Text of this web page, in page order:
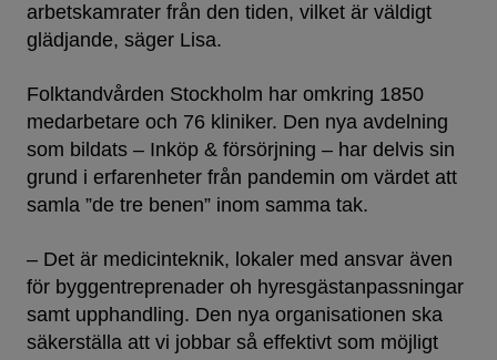
arbetskamrater från den tiden, vilket är väldigt
glädjande, säger Lisa.
Folktandvården Stockholm har omkring 1850
medarbetare och 76 kliniker. Den nya avdelning
som bildats – Inköp & försörjning – har delvis sin
grund i erfarenheter från pandemin om värdet att
samla ”de tre benen” inom samma tak.
– Det är medicinteknik, lokaler med ansvar även
för byggentreprenader oh hyresgästanpassningar
samt upphandling. Den nya organisationen ska
säkerställa att vi jobbar så effektivt som möjligt